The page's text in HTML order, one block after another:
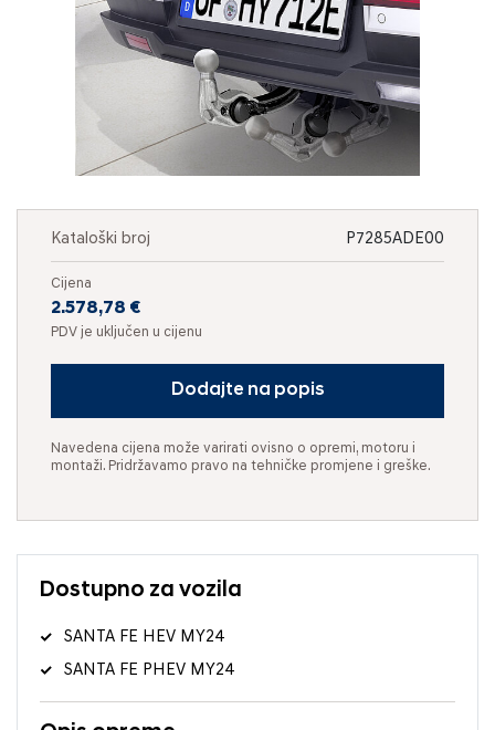
Kataloški broj P7285ADE00
Cijena
2.578,78 €
PDV je uključen u cijenu
Dodajte na popis
Navedena cijena može varirati ovisno o opremi, motoru i
montaži. Pridržavamo pravo na tehničke promjene i greške.
Dostupno za vozila
SANTA FE HEV MY24
SANTA FE PHEV MY24